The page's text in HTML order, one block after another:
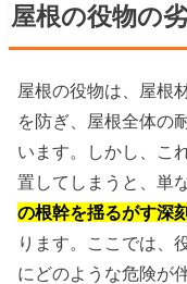
屋根の役物の
屋根の役物は、屋根
を防ぎ、屋根全体の
います。しかし、こ
置してしまうと、単
の根幹を揺るがす深
ります。ここでは、
にどのような危険が